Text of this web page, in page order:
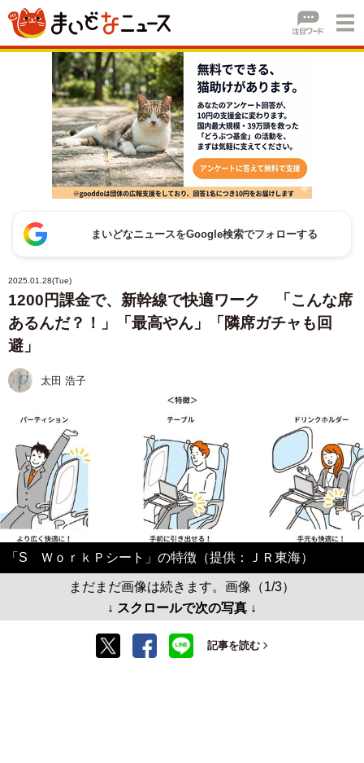
まいどなニュースをGoogle検索でフォローする
2025.01.28(Tue)
1200円課金で、新幹線で快適ワーク 「こんな席
あるんだ？！」「最高やん」「隣席ガチャも回
避」
太田 浩子
「S ＷｏｒｋＰシート」の特徴（提供：ＪＲ東海）
まだまだ画像は続きます。画像（1/3）
↓ スクロールで次の写真 ↓
記事を読む